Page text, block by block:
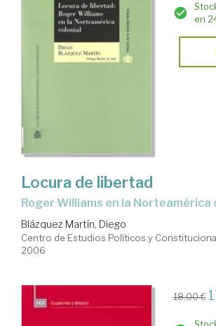
en
Locura de libertad
Roger Williams en la Norteamérica
Blázquez Martín, Diego
Centro de Estudios Políticos y
2006
18,00 €